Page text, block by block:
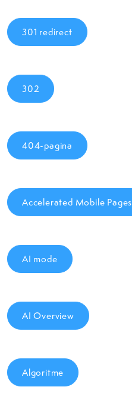
301 redirect
302
404-pagina
Accelerated Mobile Pages
AI mode
AI Overview
Algoritme